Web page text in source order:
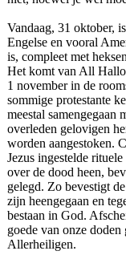
Vandaag, 31 oktober,
Engelse en vooral
is, compleet met
Het komt van All
1 november in de
sommige protestante
meestal samengegaan
overleden gelovigen
worden aangestoken.
Jezus ingestelde
over de dood heen,
gelegd. Zo bevestigt
zijn heengegaan en
bestaan in God.
goede van onze
Allerheiligen.